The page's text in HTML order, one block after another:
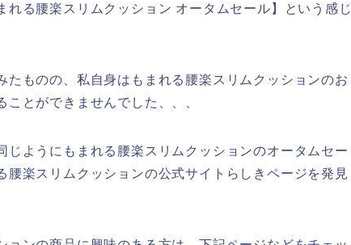
れる腰楽スリムクッション オータムセール】という感じ
たものの、私自身はもまれる腰楽スリムクッションのお
とができませんでした、、、
じようにもまれる腰楽スリムクッションのオータムセー
腰楽スリムクッションの公式サイトらしきページを発見